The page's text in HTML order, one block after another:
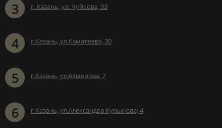
3 г. Казань, ул. Чуйкова, 93
4 г.Казань, ул.Камалеева, 30
5 г.Казань, ул.Ахмерова, 7
6 г.Казань, ул.Александра Курынова, 4